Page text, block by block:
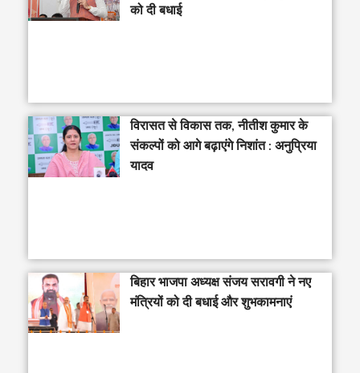
को दी बधाई
विरासत से विकास तक, नीतीश कुमार के
संकल्पों को आगे बढ़ाएंगे निशांत : अनुप्रिया
यादव
बिहार भाजपा अध्यक्ष संजय सरावगी ने नए
मंत्रियों को दी बधाई और शुभकामनाएं